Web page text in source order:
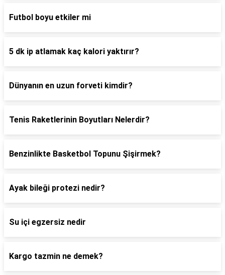
Futbol boyu etkiler mi
5 dk ip atlamak kaç kalori yaktırır?
Dünyanın en uzun forveti kimdir?
Tenis Raketlerinin Boyutları Nelerdir?
Benzinlikte Basketbol Topunu Şişirmek?
Ayak bileği protezi nedir?
Su içi egzersiz nedir
Kargo tazmin ne demek?